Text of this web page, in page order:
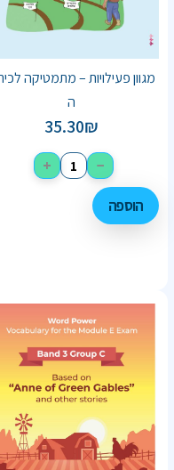
מגוון פעילויות – מתמטיקה
ה
35.30₪
−
+
הוספה